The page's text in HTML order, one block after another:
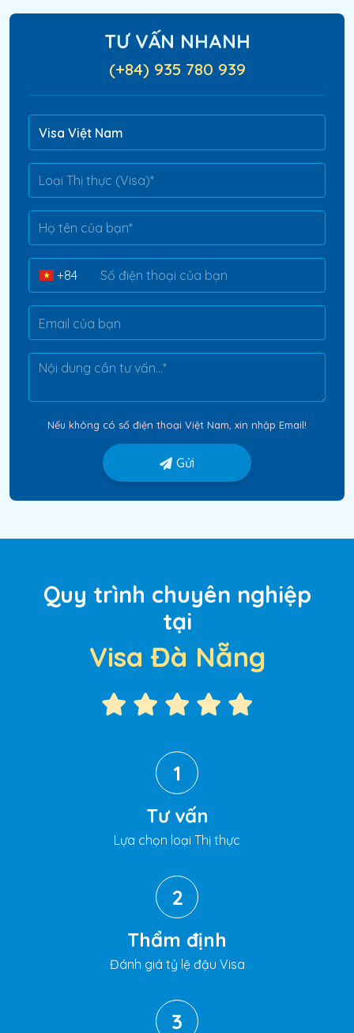
TƯ VẤN NHANH
(+84) 935 780 939
Nếu không có số điện thoại Việt Nam, xin nhập Email!
Gửi
Quy trình chuyên nghiệp
tại
Visa Đà Nẵng
1
Tư vấn
Lựa chọn loại Thị thực
2
Thẩm định
Đánh giá tỷ lệ đậu Visa
3